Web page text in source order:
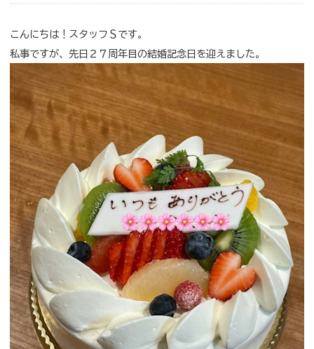
こんにちは！スタッフＳです。
私事ですが、先日２７周年目の結婚記念日を迎えました。